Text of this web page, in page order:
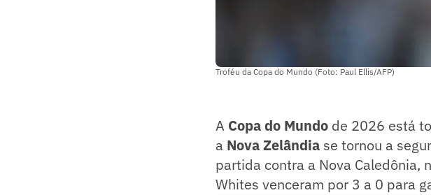
Troféu da Copa do Mundo (Foto: Paul Ellis/AFP)
A Copa do Mundo de 2026 está
a Nova Zelândia se tornou a
partida contra a Nova Caledônia,
Whites venceram por 3 a 0 para